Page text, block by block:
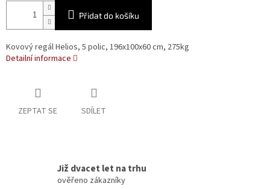
Přidat do košíku
Kovový regál Helios, 5 polic, 196x100x60 cm, 275kg
Detailní informace
ZEPTAT SE SDÍLET
Již dvacet let na trhu
ověřeno zákazníky